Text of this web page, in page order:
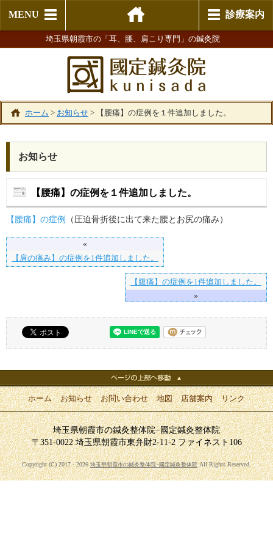
MENU 診療案内
埼玉県朝霞市の「耳、腰、肩こり専門」の鍼灸院
ホーム > お知らせ > 【腰痛】の症例を１件追加しました。
お知らせ
【腰痛】の症例を１件追加しました。
【腰痛】の症例 （圧迫骨折後に出て来た腰とお尻の痛み）
«
【肩の痛み】の症例を1件追加しました。
【腹痛】の症例を1件追加しました。
»
ホーム お知らせ お問い合わせ 地図 店舗案内 リンク
埼玉県朝霞市の鍼灸整体院−國定鍼灸整体院
〒351-0022 埼玉県朝霞市東弁財2-11-2 ファイネスト106
Copyright (C) 2017 - 2026埼玉県朝霞市の鍼灸整体院−國定鍼灸整体院All Rights Reserved.